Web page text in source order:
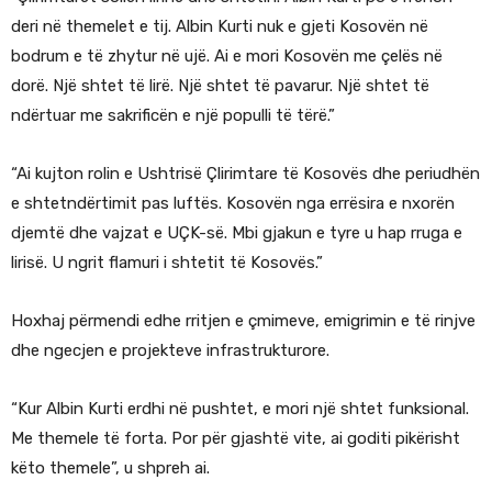
deri në themelet e tij. Albin Kurti nuk e gjeti Kosovën në
bodrum e të zhytur në ujë. Ai e mori Kosovën me çelës në
dorë. Një shtet të lirë. Një shtet të pavarur. Një shtet të
ndërtuar me sakrificën e një populli të tërë.”
“Ai kujton rolin e Ushtrisë Çlirimtare të Kosovës dhe periudhën
e shtetndërtimit pas luftës. Kosovën nga errësira e nxorën
djemtë dhe vajzat e UÇK-së. Mbi gjakun e tyre u hap rruga e
lirisë. U ngrit flamuri i shtetit të Kosovës.”
Hoxhaj përmendi edhe rritjen e çmimeve, emigrimin e të rinjve
dhe ngecjen e projekteve infrastrukturore.
“Kur Albin Kurti erdhi në pushtet, e mori një shtet funksional.
Me themele të forta. Por për gjashtë vite, ai goditi pikërisht
këto themele”, u shpreh ai.